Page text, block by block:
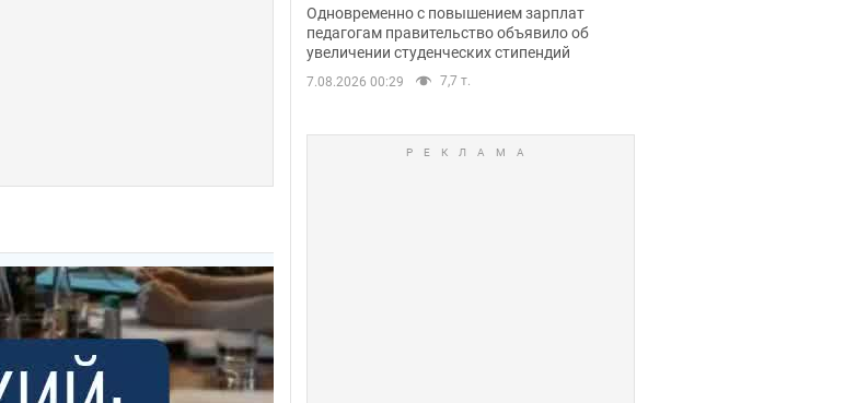
Одновременно с повышением зарплат
педагогам правительство объявило об
увеличении студенческих стипендий
7.08.2026 00:29 7,7 т.